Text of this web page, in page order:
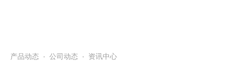
产品动态 · 公司动态 · 资讯中心